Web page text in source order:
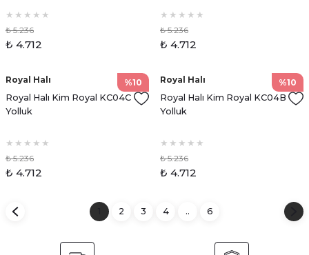
₺ 5.236
₺ 4.712
₺ 5.236
₺ 4.712
%10
Royal Halı
Royal Halı Kim Royal KC04C
Yolluk
₺ 5.236
₺ 4.712
%10
Royal Halı
Royal Halı Kim Royal KC04B
Yolluk
₺ 5.236
₺ 4.712
2 3 4 .. 6